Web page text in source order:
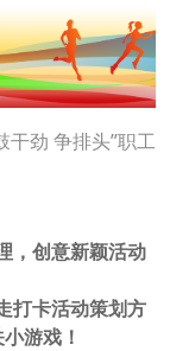
干劲 争排头”职工
，创意新颖活动
打卡活动策划方
游戏！